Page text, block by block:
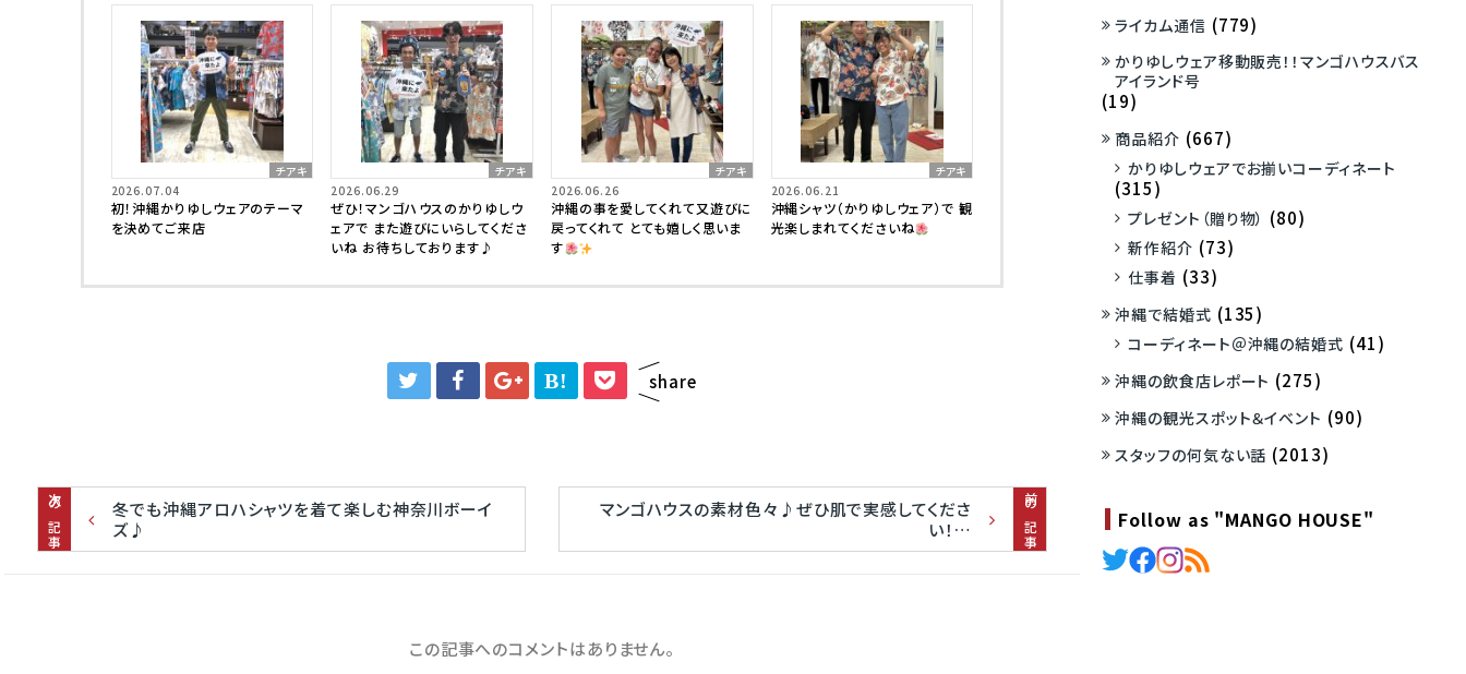
チアキ
2026.07.04
初！沖縄かりゆしウェアのテーマ
を決めてご来店
チアキ
2026.06.29
ぜひ！マンゴハウスのかりゆしウ
ェアで また遊びにいらしてくださ
いね お待ちしております♪
チアキ
2026.06.26
沖縄の事を愛してくれて又遊びに
戻ってくれて とても嬉しく思いま
す
チアキ
2026.06.21
沖縄シャツ（かりゆしウェア）で 観
光楽しまれてくださいね
B! share
次の記事
冬でも沖縄アロハシャツを着て楽しむ神奈川ボーイ
ズ♪
前の記事
マンゴハウスの素材色々♪ぜひ肌で実感してくださ
い！…
この記事へのコメントはありません。
ライカム通信 (779)
かりゆしウェア移動販売！！マンゴハウスバス
アイランド号
(19)
商品紹介 (667)
かりゆしウェアでお揃いコーディネート
(315)
プレゼント（贈り物） (80)
新作紹介 (73)
仕事着 (33)
沖縄で結婚式 (135)
コーディネート＠沖縄の結婚式 (41)
沖縄の飲食店レポート (275)
沖縄の観光スポット＆イベント (90)
スタッフの何気ない話 (2013)
Follow as "MANGO HOUSE"